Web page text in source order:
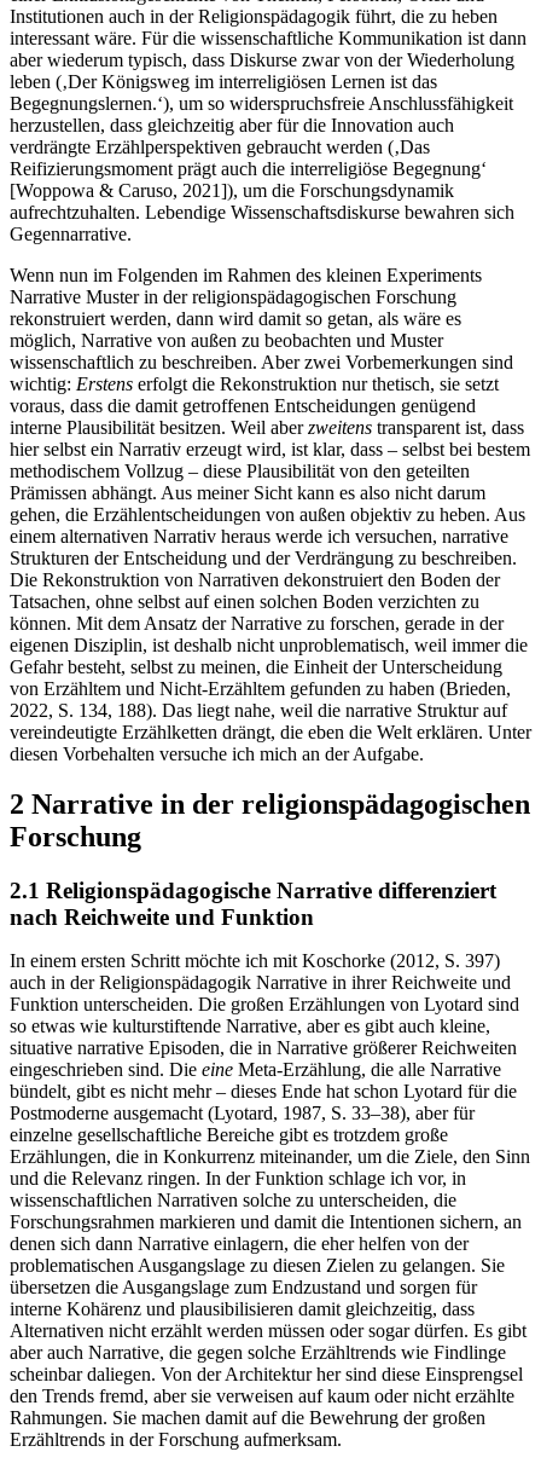
Institutionen auch in der Religionspädagogik führt, die zu heben
interessant wäre. Für die wissenschaftliche Kommunikation ist dann
aber wiederum typisch, dass Diskurse zwar von der Wiederholung
leben (‚Der Königsweg im interreligiösen Lernen ist das
Begegnungslernen.‘), um so widerspruchsfreie Anschlussfähigkeit
herzustellen, dass gleichzeitig aber für die Innovation auch
verdrängte Erzählperspektiven gebraucht werden (‚Das
Reifizierungsmoment prägt auch die interreligiöse Begegnung‘
[Woppowa & Caruso, 2021]), um die Forschungsdynamik
aufrechtzuhalten. Lebendige Wissenschaftsdiskurse bewahren sich
Gegennarrative.
Wenn nun im Folgenden im Rahmen des kleinen Experiments
Narrative Muster in der religionspädagogischen Forschung
rekonstruiert werden, dann wird damit so getan, als wäre es
möglich, Narrative von außen zu beobachten und Muster
wissenschaftlich zu beschreiben. Aber zwei Vorbemerkungen sind
wichtig: Erstens erfolgt die Rekonstruktion nur thetisch, sie setzt
voraus, dass die damit getroffenen Entscheidungen genügend
interne Plausibilität besitzen. Weil aberzweitens transparent ist, dass
hier selbst ein Narrativ erzeugt wird, ist klar, dass – selbst bei bestem
methodischem Vollzug – diese Plausibilität von den geteilten
Prämissen abhängt. Aus meiner Sicht kann es also nicht darum
gehen, die Erzählentscheidungen von außen objektiv zu heben. Aus
einem alternativen Narrativ heraus werde ich versuchen, narrative
Strukturen der Entscheidung und der Verdrängung zu beschreiben.
Die Rekonstruktion von Narrativen dekonstruiert den Boden der
Tatsachen, ohne selbst auf einen solchen Boden verzichten zu
können. Mit dem Ansatz der Narrative zu forschen, gerade in der
eigenen Disziplin, ist deshalb nicht unproblematisch, weil immer die
Gefahr besteht, selbst zu meinen, die Einheit der Unterscheidung
von Erzähltem und Nicht-Erzähltem gefunden zu haben (Brieden,
2022, S. 134, 188). Das liegt nahe, weil die narrative Struktur auf
vereindeutigte Erzählketten drängt, die eben die Welt erklären. Unter
diesen Vorbehalten versuche ich mich an der Aufgabe.
2 Narrative in der religionspädagogischen
Forschung
2.1 Religionspädagogische Narrative differenziert
nach Reichweite und Funktion
In einem ersten Schritt möchte ich mit Koschorke (2012, S. 397)
auch in der Religionspädagogik Narrative in ihrer Reichweite und
Funktion unterscheiden. Die großen Erzählungen von Lyotard sind
so etwas wie kulturstiftende Narrative, aber es gibt auch kleine,
situative narrative Episoden, die in Narrative größerer Reichweiten
eingeschrieben sind. Die eine Meta-Erzählung, die alle Narrative
bündelt, gibt es nicht mehr – dieses Ende hat schon Lyotard für die
Postmoderne ausgemacht (Lyotard, 1987, S. 33–38), aber für
einzelne gesellschaftliche Bereiche gibt es trotzdem große
Erzählungen, die in Konkurrenz miteinander, um die Ziele, den Sinn
und die Relevanz ringen. In der Funktion schlage ich vor, in
wissenschaftlichen Narrativen solche zu unterscheiden, die
Forschungsrahmen markieren und damit die Intentionen sichern, an
denen sich dann Narrative einlagern, die eher helfen von der
problematischen Ausgangslage zu diesen Zielen zu gelangen. Sie
übersetzen die Ausgangslage zum Endzustand und sorgen für
interne Kohärenz und plausibilisieren damit gleichzeitig, dass
Alternativen nicht erzählt werden müssen oder sogar dürfen. Es gibt
aber auch Narrative, die gegen solche Erzähltrends wie Findlinge
scheinbar daliegen. Von der Architektur her sind diese Einsprengsel
den Trends fremd, aber sie verweisen auf kaum oder nicht erzählte
Rahmungen. Sie machen damit auf die Bewehrung der großen
Erzähltrends in der Forschung aufmerksam.